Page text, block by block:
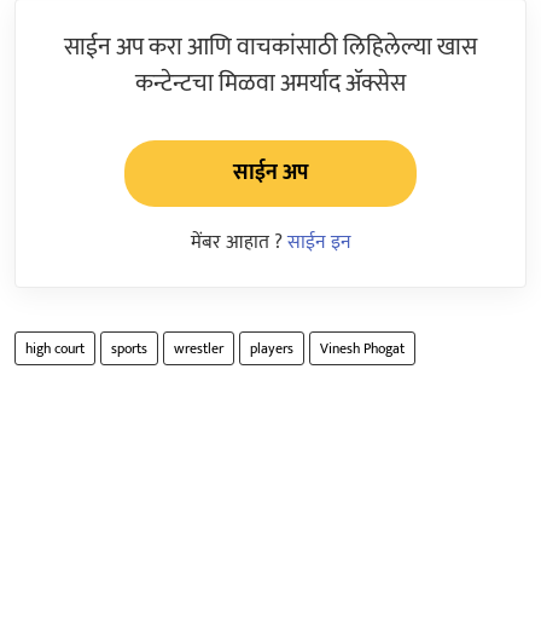
साईन अप करा आणि वाचकांसाठी लिहिलेल्या खास
कन्टेन्टचा मिळवा अमर्याद ॲक्सेस
साईन अप
मेंबर आहात ?साईन इन
high court sports wrestler players Vinesh Phogat